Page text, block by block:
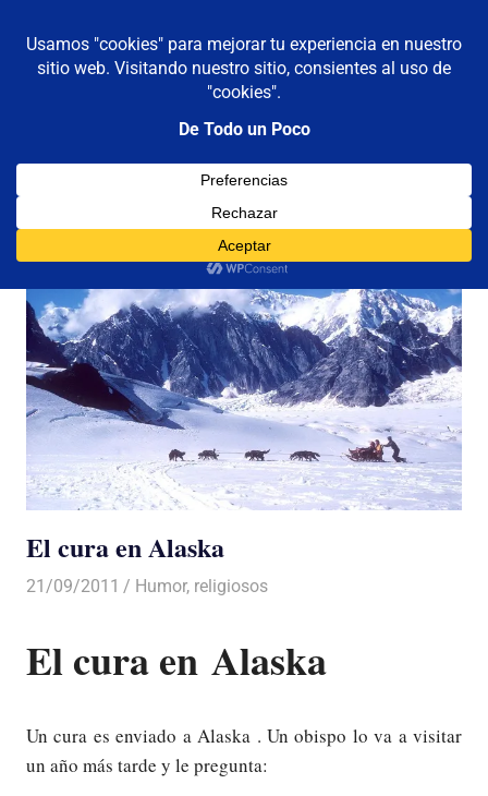
contenido
De todo un poco
Reflexiones,
Viajes
MENÚ
El cura en Alaska
21/09/2011 Luis Castellanos
Humor, religiosos
El cura en Alaska
Un cura es enviado a Alaska . Un obispo lo va a visitar
un año más tarde y le pregunta: